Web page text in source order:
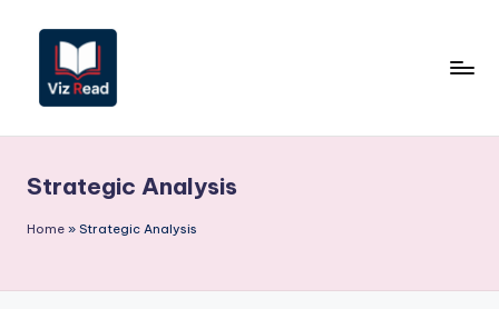
contenido
R
e
Strategic Analysis
Home » Strategic Analysis